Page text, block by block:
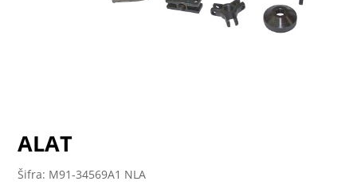
ALAT
Šifra: M91-34569A1 NLA